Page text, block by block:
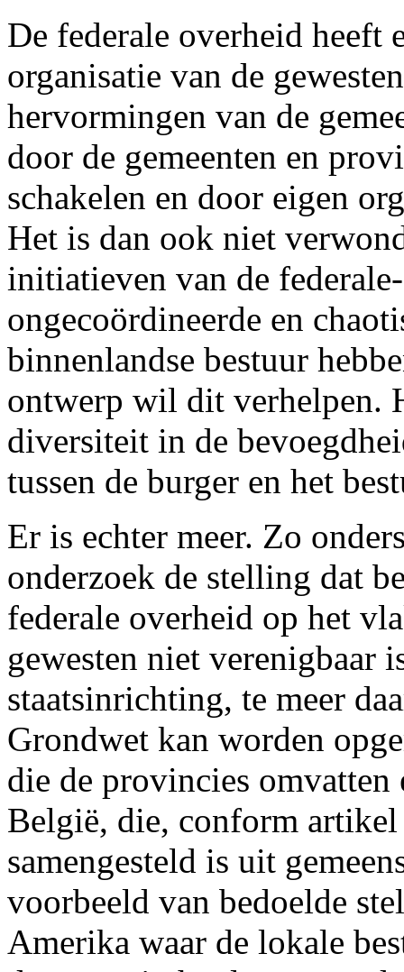
De federale overheid heeft
organisatie van de
hervormingen van de
door de gemeenten en
schakelen en door eigen
Het is dan ook niet
initiatieven van de
ongecoördineerde en
binnenlandse bestuur
ontwerp wil dit verhelpen.
diversiteit in de
tussen de burger en het
Er is echter meer. Zo
onderzoek de stelling dat
federale overheid op het
gewesten niet verenigbaar
staatsinrichting, te meer
Grondwet kan worden
die de provincies omvatten
België, die, conform
samengesteld is uit
voorbeeld van bedoelde
Amerika waar de lokale